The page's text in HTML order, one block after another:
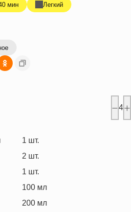
мин Легкий
4
1 шт.
2 шт.
1 шт.
100 мл
200 мл